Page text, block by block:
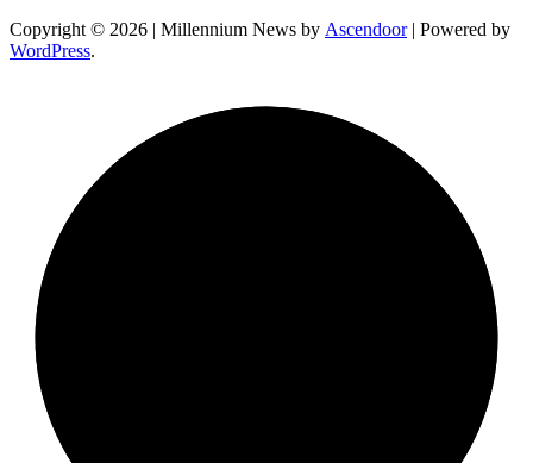
Copyright © 2026 | Millennium News by Ascendoor| Powered by
WordPress.